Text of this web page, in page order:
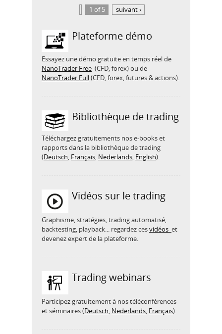
1 of 5
suivant ›
Plateforme démo
Essayez une démo gratuite en temps réel de
NanoTrader Free (CFD, forex) ou de
NanoTrader Full(CFD, forex, futures & actions).
Bibliothèque de trading
Téléchargez gratuitements nos e-books et
rapports dans la bibliothèque de trading
(Deutsch, Français, Nederlands, English).
Vidéos sur le trading
Graphisme, stratégies, trading automatisé,
backtesting, playback... regardez cesvidéos et
devenez expert de la plateforme.
Trading webinars
Participez gratuitement à nos téléconférences
et séminaires (Deutsch, Nederlands, Français).